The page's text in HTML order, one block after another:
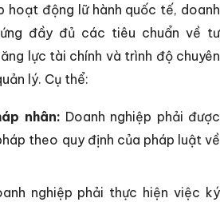
hoạt động lữ hành quốc tế, doanh
đầy đủ các tiêu chuẩn về tư
lực tài chính và trình độ chuyên
lý. Cụ thể:
nhân: Doanh nghiệp phải được
theo quy định của pháp luật về
nghiệp phải thực hiện việc ký